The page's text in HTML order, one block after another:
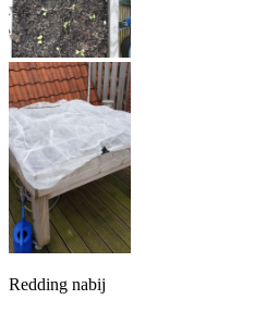
Redding nabij